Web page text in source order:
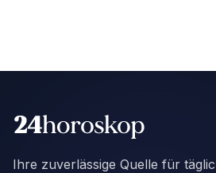
Ihre zuverlässige Quelle für